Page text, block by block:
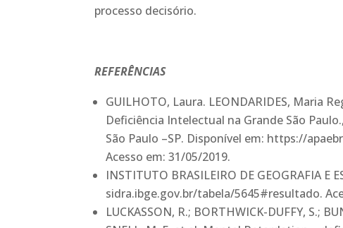
processo decisório.
REFERÊNCIAS
GUILHOTO, Laura. LEONDARIDES, Maria
Deficiência Intelectual na Grande São
São Paulo –SP. Disponível em: https://
Acesso em: 31/05/2019.
INSTITUTO BRASILEIRO DE GEOGRAFIA E
sidra.ibge.gov.br/tabela/5645#resultado.
LUCKASSON, R.; BORTHWICK-DUFFY, S.;